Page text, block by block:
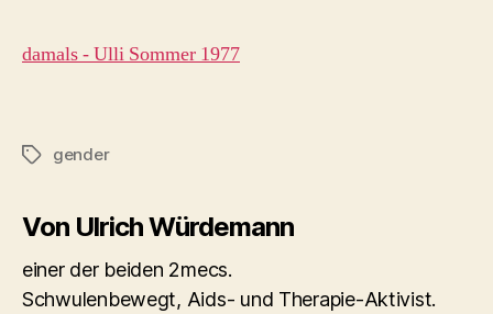
damals - Ulli Sommer 1977
Schlagwörter
gender
Von Ulrich Würdemann
einer der beiden 2mecs.
Schwulenbewegt, Aids- und Therapie-Aktivist.